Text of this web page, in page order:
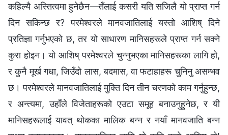
कहिल्यै अस्तित्वमा हुनेछैन—तँलाई कसरी यति सजिलै यो प्राप्त गर्न
दिन सकिन्छ र? परमेश्‍वरले मानवजातिलाई यस्तो आशिष् दिने
प्रतिज्ञा गर्नुभएको छ, तर यो साधारण मानिसहरूले प्राप्त गर्न सक्ने
कुरा होइन। यो आशिष् परमेश्‍वरले चुन्नुभएका मानिसहरूका लागि हो,
र कुनै मूर्ख गधा, जिउँदो लास, बदमास, वा फटाहाहरू चुनिनु असम्भव
छ। परमेश्‍वरले मानवजातिलाई मुक्ति दिन तीन चरणको काम गर्नुहुन्छ,
र अन्त्यमा, उहाँले विजेताहरूको एउटा समूह बनाउनुहुनेछ, र यी
मानिसहरूलाई यावत् थोकका मालिक बन्न र नयाँ मानवजाति बन्न